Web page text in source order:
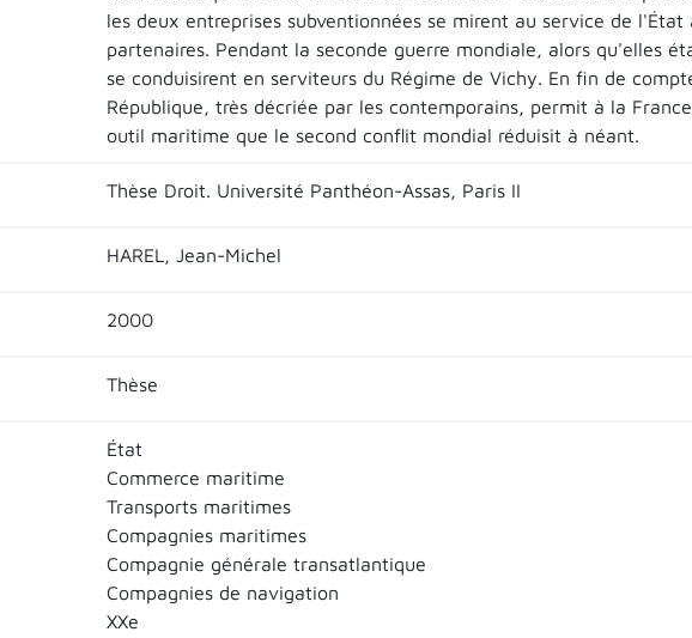
les deux entreprises subventionnées se mirent au service de
partenaires. Pendant la seconde guerre mondiale, alors qu'elles
se conduisirent en serviteurs du Régime de Vichy. En fin de
République, très décriée par les contemporains, permit à la
outil maritime que le second conflit mondial réduisit à néant.
Thèse Droit. Université Panthéon-Assas, Paris II
HAREL, Jean-Michel
2000
Thèse
État
Commerce maritime
Transports maritimes
Compagnies maritimes
Compagnie générale transatlantique
Compagnies de navigation
XXe